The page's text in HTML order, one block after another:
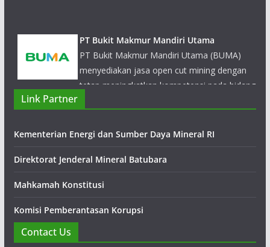
menyediakan jasa open cut mining dengan
tetap meningkatkan kompetensi pada bidang
operation dan engineering, pengembangan sumber daya
manusia, keselamatan, kesehatan dan lingkungan, local
community development.
Link Partner
Kementerian Energi dan Sumber Daya Mineral RI
Direktorat Jenderal Mineral Batubara
Mahkamah Konstitusi
Komisi Pemberantasan Korupsi
Contact Us